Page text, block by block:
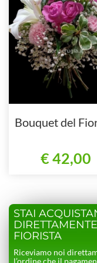
Bouquet del
€ 42,00
STAI
FIORISTA
Riceviamo noi